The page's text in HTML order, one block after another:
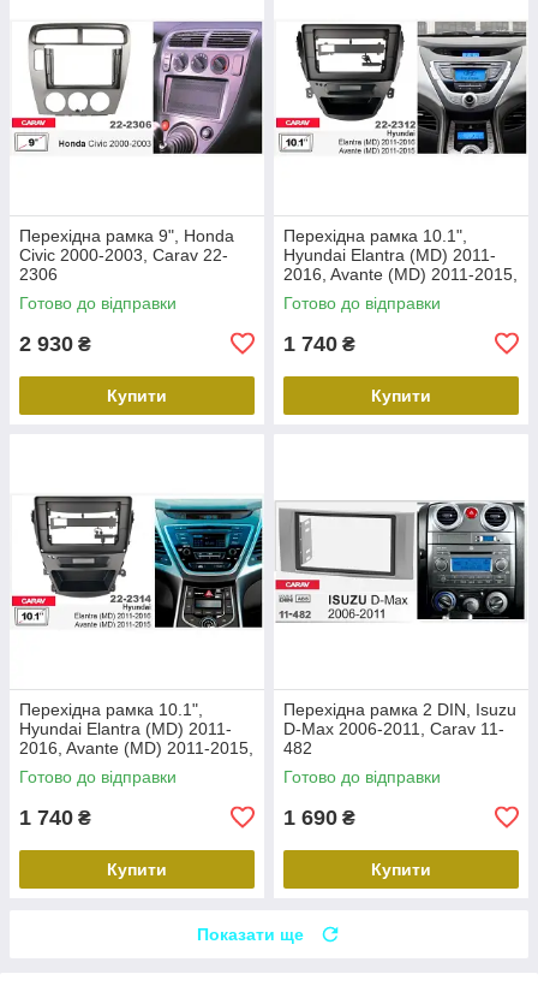
Перехідна рамка 9", Honda
Civic 2000-2003, Carav 22-
2306
Готово до відправки
2 930 ₴
Купити
Перехідна рамка 10.1",
Hyundai Elantra (MD) 2011-
2016, Avante (MD) 2011-2015,
Carav 22-2312
Готово до відправки
1 740 ₴
Купити
Перехідна рамка 10.1",
Hyundai Elantra (MD) 2011-
2016, Avante (MD) 2011-2015,
Carav 22-2314
Готово до відправки
1 740 ₴
Купити
Перехідна рамка 2 DIN, Isuzu
D-Max 2006-2011, Carav 11-
482
Готово до відправки
1 690 ₴
Купити
Показати ще